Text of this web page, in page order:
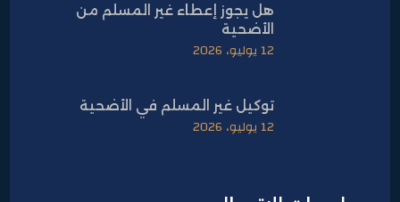
هل يجوز إعطاء غير المسلم من
الأضحية
12 يوليو، 2026
توكيل غير المسلم في الأضحية
12 يوليو، 2026